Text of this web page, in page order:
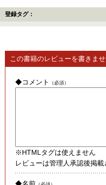
登録タグ：
この書籍のレビューを書きま
◆コメント （必須）
※HTMLタグは使えません
レビューは管理人承認後掲載